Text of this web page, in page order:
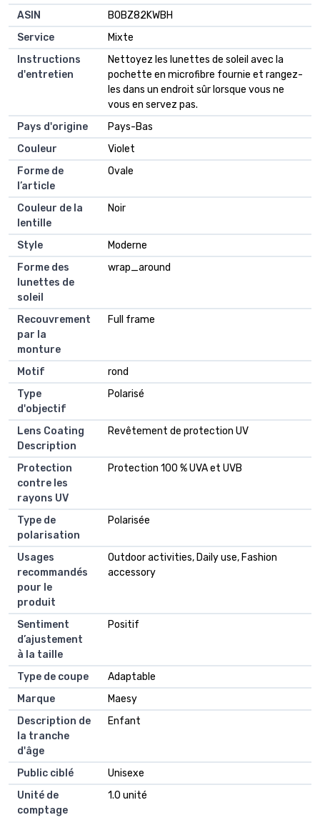
ASIN
B0BZ82KWBH
Service
Mixte
Instructions
d'entretien
Nettoyez les lunettes de soleil avec la
pochette en microfibre fournie et rangez-
les dans un endroit sûr lorsque vous ne
vous en servez pas.
Pays d'origine
Pays-Bas
Couleur
Violet
Forme de
l’article
Ovale
Couleur de la
lentille
Noir
Style
Moderne
Forme des
lunettes de
soleil
wrap_around
Recouvrement
par la
monture
Full frame
Motif
rond
Type
d'objectif
Polarisé
Lens Coating
Description
Revêtement de protection UV
Protection
contre les
rayons UV
Protection 100 % UVA et UVB
Type de
polarisation
Polarisée
Usages
recommandés
pour le
produit
Outdoor activities, Daily use, Fashion
accessory
Sentiment
d’ajustement
à la taille
Positif
Type de coupe
Adaptable
Marque
Maesy
Description de
la tranche
d'âge
Enfant
Public ciblé
Unisexe
Unité de
comptage
1.0 unité